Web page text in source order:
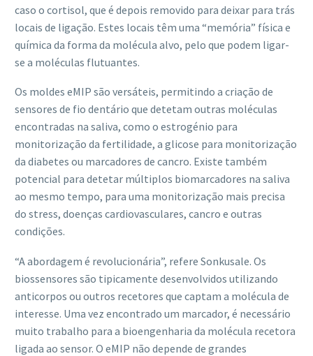
caso o cortisol, que é depois removido para deixar para trás
locais de ligação. Estes locais têm uma “memória” física e
química da forma da molécula alvo, pelo que podem ligar-
se a moléculas flutuantes.
Os moldes eMIP são versáteis, permitindo a criação de
sensores de fio dentário que detetam outras moléculas
encontradas na saliva, como o estrogénio para
monitorização da fertilidade, a glicose para monitorização
da diabetes ou marcadores de cancro. Existe também
potencial para detetar múltiplos biomarcadores na saliva
ao mesmo tempo, para uma monitorização mais precisa
do stress, doenças cardiovasculares, cancro e outras
condições.
“A abordagem é revolucionária”, refere Sonkusale. Os
biossensores são tipicamente desenvolvidos utilizando
anticorpos ou outros recetores que captam a molécula de
interesse. Uma vez encontrado um marcador, é necessário
muito trabalho para a bioengenharia da molécula recetora
ligada ao sensor. O eMIP não depende de grandes